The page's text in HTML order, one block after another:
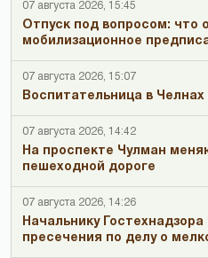
07 августа 2026, 15:45
Отпуск под вопросом: что
мобилизационное
07 августа 2026, 15:07
Воспитательница в
07 августа 2026, 14:42
На проспекте Чулман
пешеходной дороге
07 августа 2026, 14:26
Начальнику
пресечения по делу о